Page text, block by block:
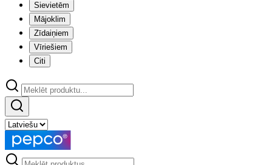
Sievietēm
Mājoklim
Zīdaiņiem
Vīriešiem
Citi